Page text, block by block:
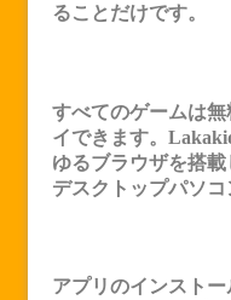
ることだけです。
すべてのゲームは
イできます。
ゆるブラウザを搭載
デスクトップパソコ
アプリのインスト